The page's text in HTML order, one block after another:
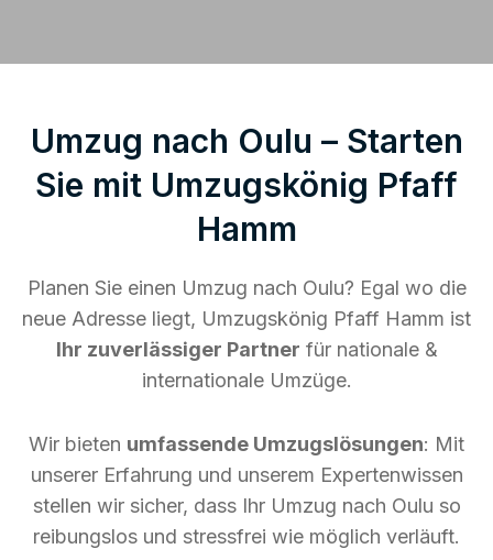
Umzug nach Oulu – Starten
Sie mit Umzugskönig Pfaff
Hamm
Planen Sie einen Umzug nach Oulu? Egal wo die
neue Adresse liegt, Umzugskönig Pfaff Hamm ist
Ihr zuverlässiger Partner für nationale &
internationale Umzüge.
Wir bieten umfassende Umzugslösungen: Mit
unserer Erfahrung und unserem Expertenwissen
stellen wir sicher, dass Ihr Umzug nach Oulu so
reibungslos und stressfrei wie möglich verläuft.